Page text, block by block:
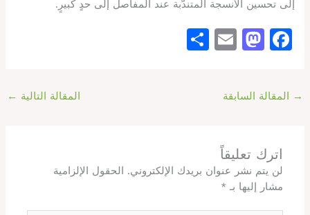
إلى تحسين الأنسجة المتندّبة عند المفاصل إلى حدٍ كبيرٍ.
F
e
o
o
k
M
o
o
n
E
→ المقالة السابقة المقالة التالية ←
اترك تعليقاً
لن يتم نشر عنوان بريدك الإلكتروني.
الحقول الإلزامية
مشار إليها بـ*